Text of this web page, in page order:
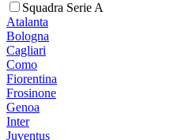
Squadra Serie A
Atalanta
Bologna
Cagliari
Como
Fiorentina
Frosinone
Genoa
Inter
Juventus